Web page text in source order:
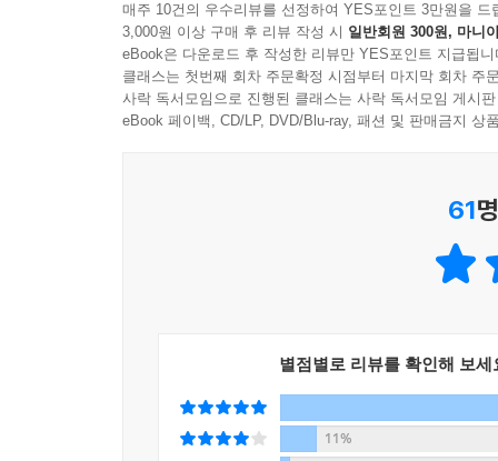
이 책은 다섯 가지 질문을 중심으로, 우리가
관찰하는가’에서는 일상에서 만나는 다양한 장
경계해야 하는 이유를 들려준다. 모든 생각의 출
해야 하는 행위임을 강조한다. 그러면 전혀 다른 관
몰입하는가’에서는 자신만의 생각을 숙성시키
위해 조성해야 할 주변 환경 조건과 목표 지점에
함께하는가’에서는 흔히 고독한 천재의 모습
사람들에게 자신의 생각을 설득해내고 함께
발현시키며 협력과 공유를 통해 혼자가 아닌 ‘우
매주 10건의 우수리뷰를 선정하여 YES포인트 3만원을 드
3,000원 이상 구매 후 리뷰 작성 시 일반회원 300원, 마니
eBook은 다운로드 후 작성한 리뷰만 YES포인트 지급됩니
클래스는 첫번째 회차 주문확정 시점부터 마지막 회차 주
사락 독서모임으로 진행된 클래스는 사락 독서모임 게시
eBook 페이백, CD/LP, DVD/Blu-ray, 패션 및 판매금지 상
61
별점별로 리뷰를 확인해 보세
11%